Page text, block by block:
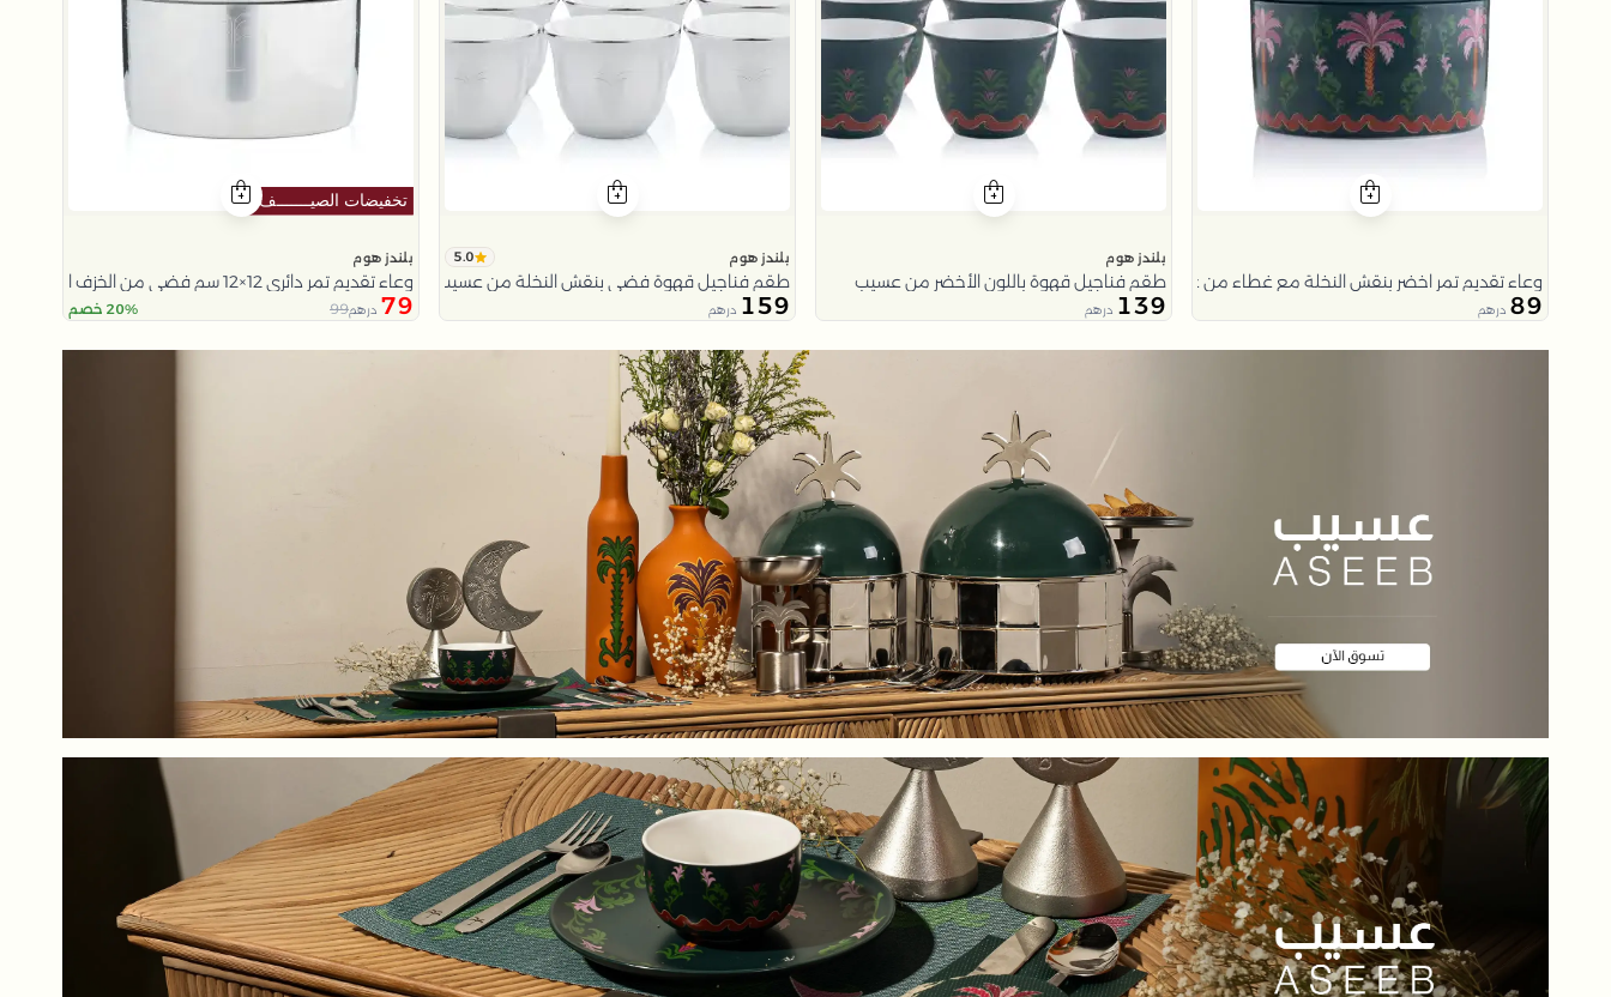
وعاء تقديم تمر اخضر بنقش النخلة مع غطاء من عسيب
89 درهم
بلندز هوم
طقم فناجيل قهوة باللون الأخضر من عسيب
139 درهم
بلندز هوم 5.0
طقم فناجيل قهوة فضي بنقش النخلة من عسيب
159 درهم
بلندز هوم
وعاء تقديم تمر دائري 12×12 سم فضي من الخزف الحجري بغطاء من عسيب
79 درهم99 20% خصم